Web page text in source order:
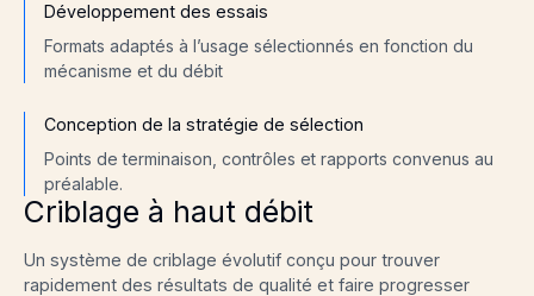
Développement des essais
Formats adaptés à l’usage sélectionnés en fonction du
mécanisme et du débit
Conception de la stratégie de sélection
Points de terminaison, contrôles et rapports convenus au
préalable.
Criblage à haut débit
Un système de criblage évolutif conçu pour trouver
rapidement des résultats de qualité et faire progresser